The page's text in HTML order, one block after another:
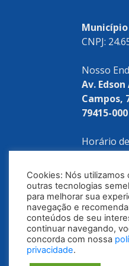
CNPJ:
Nosso
Av.
Campos,
79415-
Horário
Telefones:
(67) 3254-
E-mail:
Cookies: Nós utilizamos
outras tecnologias
para melhorar sua
navegação e
conteúdos de seu
continuar navegando,
concorda com nossa
privacidade.